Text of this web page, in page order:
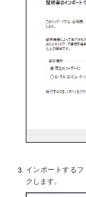
インポートする
クします。